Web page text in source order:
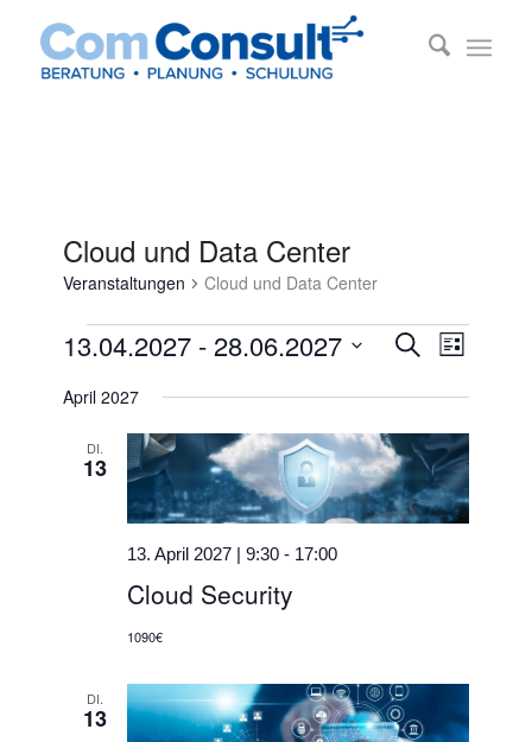
Cloud und Data Center
Veranstaltungen Cloud und Data Center
Veranstaltungen SucheListe
13.04.2027 - 28.06.2027
wählen.
April 2027
DI.
13
Cloud Security
13. April 2027 | 9:30 - 17:00
1090€
DI.
13